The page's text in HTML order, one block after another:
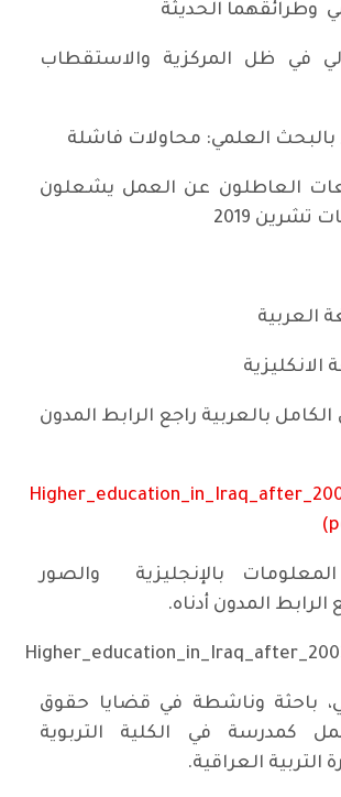
وطرائقهما الحديثة
في ظل المركزية والاستقطاب
بالبحث العلمي: محاولات فاشلة
العاطلون عن العمل يشعلون
تشرين 2019
العربية
الانكليزية
بالعربية راجع الرابط المدون
بالإنجليزية والصور
الرابط المدون أدناه.
باحثة وناشطة في قضايا حقوق
كمدرسة في الكلية التربوية
التربية العراقية.